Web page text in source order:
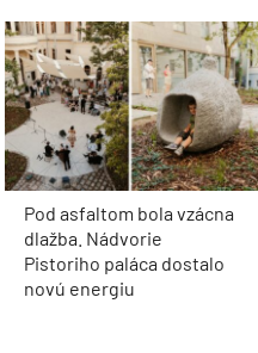
Pod asfaltom bola vzácna
dlažba. Nádvorie
Pistoriho paláca dostalo
novú energiu